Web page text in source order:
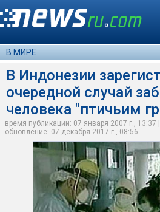
В МИРЕ
В Индонезии
очередной случай
человека "птичьим
время публикации: 07 января 2007 г., 13:37
обновление: 07 декабря 2017 г., 08:56